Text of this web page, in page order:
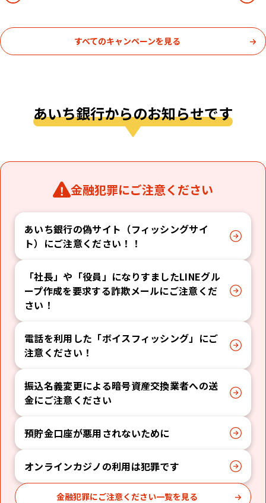
すべてのキャンペーンを見る
あいち銀⾏からのお知らせです
金融犯罪にご注意ください
あいち銀行の偽サイト（フィッシングサイ
ト）にご注意ください！！
「社長」や「役員」になりすましたLINEグル
ープ作成を要求する詐欺メールにご注意くだ
さい！
電話を利用した「ボイスフィッシング」にご
注意ください！
振込名義変更による暗号資産交換業者への送
金にご注意ください
預貯金口座が悪用されないために
オンラインカジノの利用は犯罪です
金融犯罪にご注意ください一覧を見る